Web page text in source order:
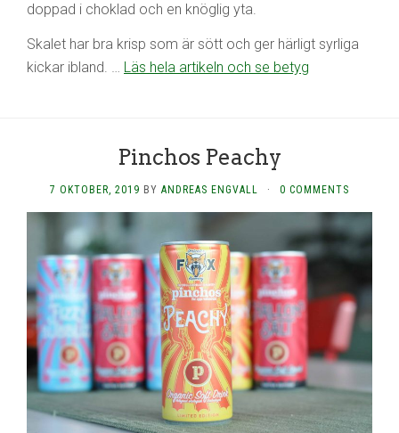
doppad i choklad och en knöglig yta.
Skalet har bra krisp som är sött och ger härligt syrliga
kickar ibland. … Läs hela artikeln och se betyg
Pinchos Peachy
7 OKTOBER, 2019 BY ANDREAS ENGVALL · 0 COMMENTS